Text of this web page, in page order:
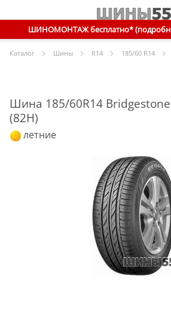
ШИНОМОНТАЖ бесплатно*
Каталог Шины R14 185/60 R14
Шина 185/60R14 Bridgestone
(82H)
летние